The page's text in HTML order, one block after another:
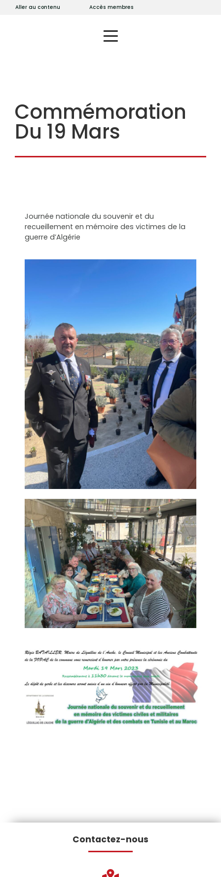
Aller au contenu Accès membres
Commémoration
Du 19 Mars
Journée nationale du souvenir et du
recueillement en mémoire des victimes de la
guerre d’Algérie
Contactez-nous